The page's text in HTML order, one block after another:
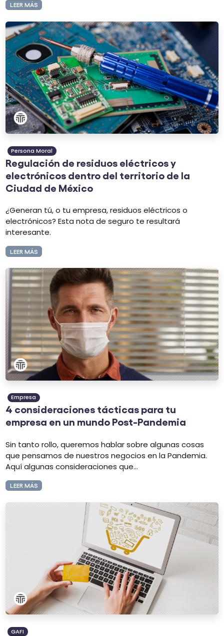
LEER MÁS
Persona Moral
Regulación de residuos eléctricos y
electrónicos dentro del territorio de la
Ciudad de México
¿Generan tú, o tu empresa, residuos eléctricos o
electrónicos? Esta nota de seguro te resultará
interesante.
LEER MÁS
Empresa
4 consideraciones tácticas para tu
empresa en un mundo Post-Pandemia
Sin tanto rollo, queremos hablar sobre algunas cosas
que pensamos de nuestros negocios en la Pandemia.
Aquí algunas consideraciones que...
LEER MÁS
GAFI